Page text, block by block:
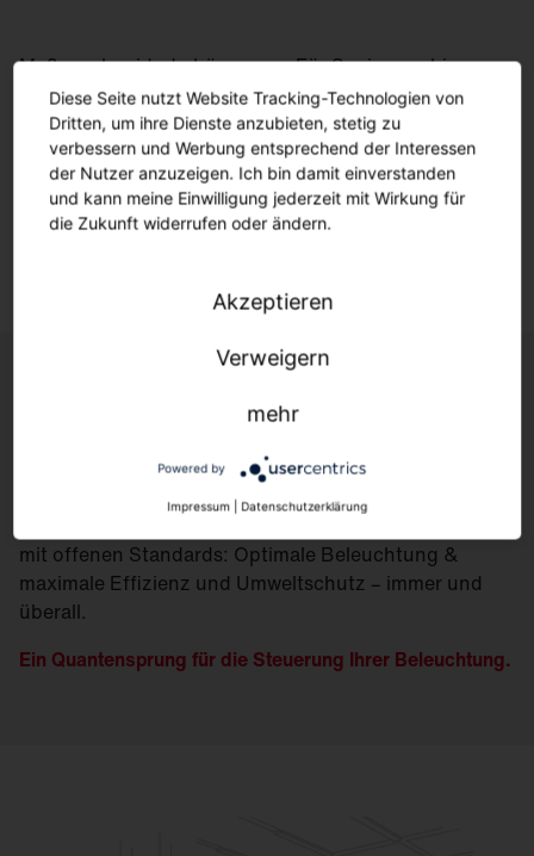
Maßgeschneiderte Lösungen: Für Sanierung bis
Neubau.
Wir passen uns Ihrer Infrastruktur an - schnell,
unkompliziert, individuell.
mit offenen Standards: Optimale Beleuchtung &
maximale Effizienz und Umweltschutz – immer und
überall.
Ein Quantensprung für die Steuerung Ihrer Beleuchtung.
Diese Seite nutzt Website Tracking-Technologien von
Dritten, um ihre Dienste anzubieten, stetig zu
verbessern und Werbung entsprechend der Interessen
der Nutzer anzuzeigen. Ich bin damit einverstanden
und kann meine Einwilligung jederzeit mit Wirkung für
die Zukunft widerrufen oder ändern.
Akzeptieren
Verweigern
mehr
Powered by
Impressum Datenschutzerklärung